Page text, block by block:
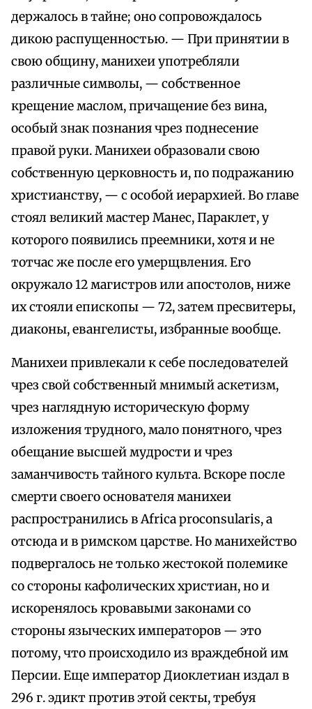
держалось в тайне; оно сопровождалось
дикою распущенностью. — При принятии в
свою общину, манихеи употребляли
различные символы, — собственное
крещение маслом, причащение без вина,
особый знак познания чрез поднесение
правой руки. Манихеи образовали свою
собственную церковность и, по подражанию
христианству, — с особой иерархией. Во главе
стоял великий мастер Манес, Параклет, у
которого появились преемники, хотя и не
тотчас же после его умерщвления. Его
окружало 12 магистров или апостолов, ниже
их стояли епископы — 72, затем пресвитеры,
диаконы, евангелисты, избранные вообще.
Манихеи привлекали к себе последователей
чрез свой собственный мнимый аскетизм,
чрез наглядную историческую форму
изложения трудного, мало понятного, чрез
обещание высшей мудрости и чрез
заманчивость тайного культа. Вскоре после
смерти своего основателя манихеи
распространились в Africa proconsularis, а
отсюда и в римском царстве. Но манихейство
подвергалось не только жестокой полемике
со стороны кафолических христиан, но и
искоренялось кровавыми законами со
стороны языческих императоров — это
потому, что происходило из враждебной им
Персии. Еще император Диоклетиан издал в
296 г. эдикт против этой секты, требуя